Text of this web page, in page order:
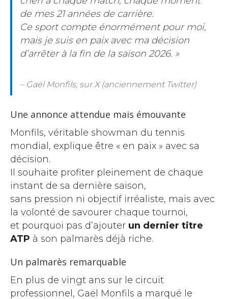
de mes 21 années de carrière.
Ce sport compte énormément pour moi,
mais je suis en paix avec ma décision
d’arrêter à la fin de la saison 2026. »
– Gaël Monfils, sur X (anciennement Twitter)
Une annonce attendue mais émouvante
Monfils, véritable showman du tennis
mondial, explique être « en paix » avec sa
décision.
Il souhaite profiter pleinement de chaque
instant de sa dernière saison,
sans pression ni objectif irréaliste, mais avec
la volonté de savourer chaque tournoi,
et pourquoi pas d’ajouter un dernier titre
ATP à son palmarès déjà riche.
Un palmarès remarquable
En plus de vingt ans sur le circuit
professionnel, Gaël Monfils a marqué le